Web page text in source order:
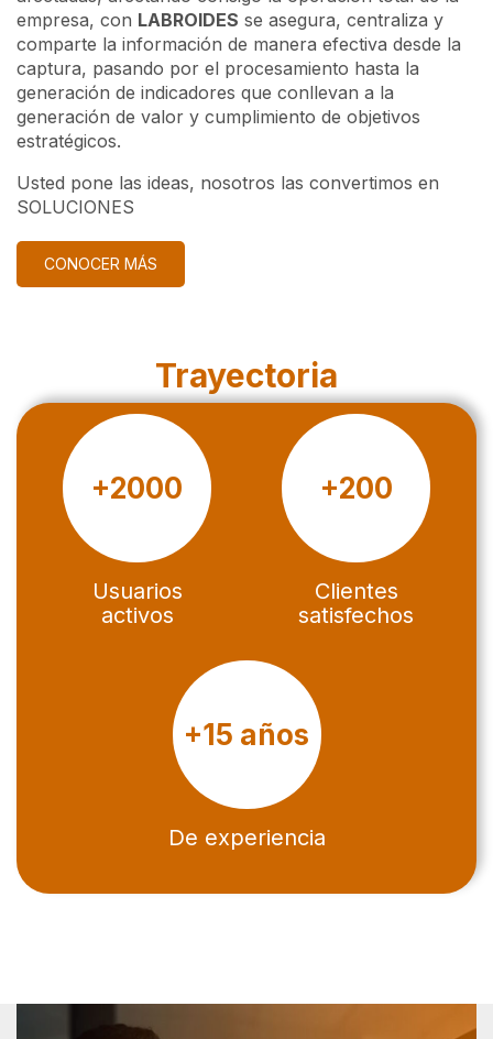
empresa, con LABROIDES se asegura, centraliza y
comparte la información de manera efectiva desde la
captura, pasando por el procesamiento hasta la
generación de indicadores que conllevan a la
generación de valor y cumplimiento de objetivos
estratégicos.
Usted pone las ideas, nosotros las convertimos en
SOLUCIONES
CONOCER MÁS
Trayectoria
+2000
Usuarios
activos
+200
Clientes
satisfechos
+15 años
De experiencia